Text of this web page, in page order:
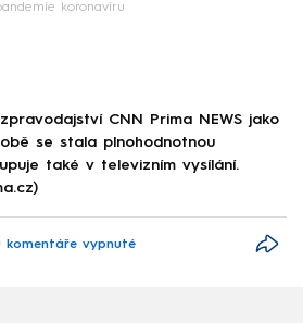
koronaviru
CNN Prima NEWS jako
se stala plnohodnotnou
také v televizním vysílání.
komentáře vypnuté